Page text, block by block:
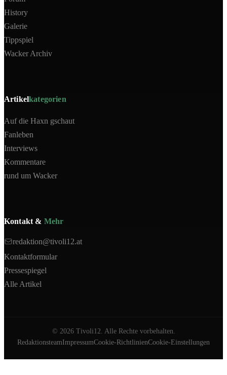
History
Galerie
Tippspiel
Wacker Archiv
Artikelkategorien
Auf die Haxn gschaut
Fanleben
Interviews
Kommentare
rund um Wacker
Kontakt & Mehr
redaktion@tivoli12.at
Kontaktformular
Pressespiegel
Alle Artikel
© 2026Tivoli12. Alle Rechte vorbehalten.
RedaktionsteamImpressumCookie-RichtlinienCookie-Einstellungen